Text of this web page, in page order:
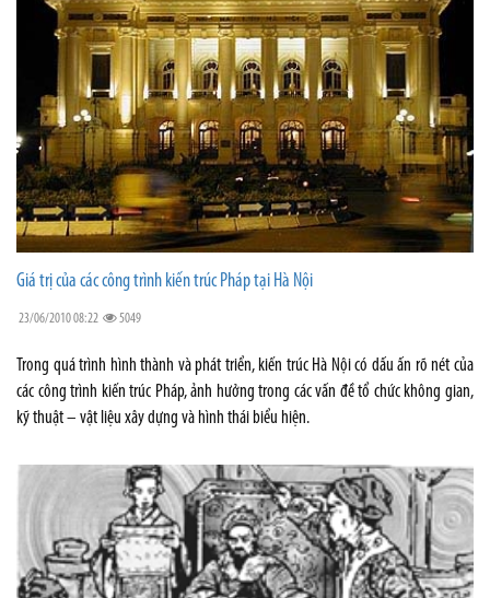
Giá trị của các công trình kiến trúc Pháp tại Hà Nội
23/06/2010 08:22 5049
Trong quá trình hình thành và phát triển, kiến trúc Hà Nội có dấu ấn rõ nét của
các công trình kiến trúc Pháp, ảnh hưởng trong các vấn đề tổ chức không gian,
kỹ thuật – vật liệu xây dựng và hình thái biểu hiện.